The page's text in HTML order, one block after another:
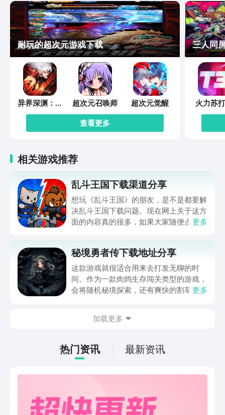
耐玩的超次元游戏下载
异界深渊：觉
醒
超次元召唤师
超次元觉醒
查看更多
三人同
火力苏
相关游戏推荐
乱斗王国下载渠道分享
想玩《乱斗王国》的朋友，是不是都要解
决乱斗王国下载问题。现在网上关于这方
面的内容真的很多，如果大家随便点击陌
app进行下载会更加方便，九游是手游福
利最多的游戏平台，在这里不仅能够看到
游戏资源，还能及时查看后续的消息、活
动内容等相关信息。
更多
秘境勇者传下载地址分享
这款游戏就很适合用来去打发无聊的时
间。作为一款肉鸽生存闯关类型的游戏，
会将随机秘境探索，还有爽快的割草闯关
接就可以下载。游戏的上手门槛还是比较
打发无聊的时间，可玩性真的比较高。
更多
加载更多
热门资讯 最新资讯